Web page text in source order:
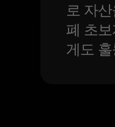
로 자
폐 초
게도